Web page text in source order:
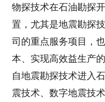
物探技术在石油勘探
置，尤其是地震勘探
司的重点服务项目，
本、实现高效益生产
自地震勘探技术进入
震技术、数字地震技